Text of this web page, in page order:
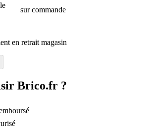
sur commande
en retrait magasin
Brico.fr ?